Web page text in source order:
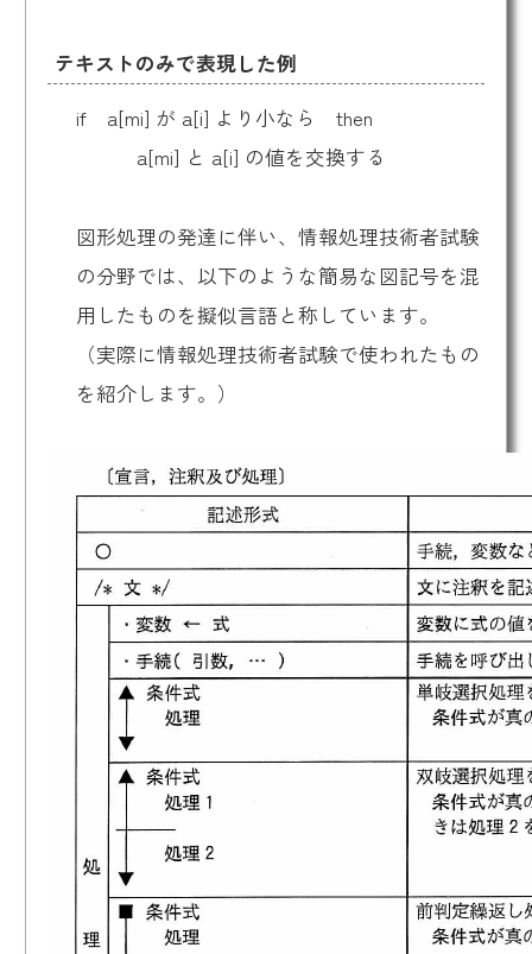
テキストのみで表現した例
if a[mi] が a[i] より小なら then
a[mi] と a[i] の値を交換する
図形処理の発達に伴い、情報処理技術者試験
の分野では、以下のような簡易な図記号を混
用したものを擬似言語と称しています。
（実際に情報処理技術者試験で使われたもの
を紹介します。）